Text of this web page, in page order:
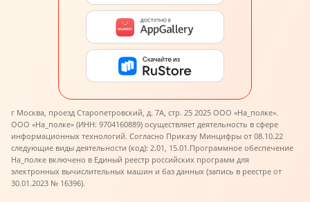
г Москва, проезд Старопетровский, д. 7А, стр. 25 2025 ООО «На_полке».
ООО «На_полке» (ИНН: 9704160889) осуществляет деятельность в сфере
информационных технологий. Согласно Приказу Минцифры от 08.10.22
следующие виды деятельности (код): 2.01, 15.01.Программное обеспечение
На_полке включено в Единый реестр российских программ для
электронных вычислительных машин и баз данных (запись в реестре от
30.01.2023 № 16396).